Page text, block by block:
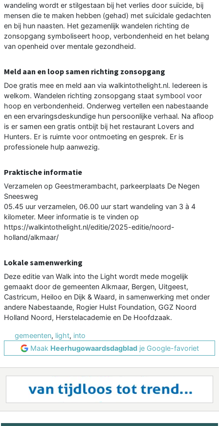
wandeling wordt er stilgestaan bij het verlies door suïcide, bij
mensen die te maken hebben (gehad) met suïcidale gedachten
en bij hun naasten. Het gezamenlijk wandelen richting de
zonsopgang symboliseert hoop, verbondenheid en het belang
van openheid over mentale gezondheid.
Meld aan en loop samen richting zonsopgang
Doe gratis mee en meld aan via walkintothelight.nl. Iedereen is
welkom. Wandelen richting zonsopgang staat symbool voor
hoop en verbondenheid. Onderweg vertellen een nabestaande
en een ervaringsdeskundige hun persoonlijke verhaal. Na afloop
is er samen een gratis ontbijt bij het restaurant Lovers and
Hunters. Er is ruimte voor ontmoeting en gesprek. Er is
professionele hulp aanwezig.
Praktische informatie
Verzamelen op Geestmerambacht, parkeerplaats De Negen
Sneesweg
05.45 uur verzamelen, 06.00 uur start wandeling van 3 à 4
kilometer. Meer informatie is te vinden op
https://walkintothelight.nl/editie/2025-editie/noord-
holland/alkmaar/
Lokale samenwerking
Deze editie van Walk into the Light wordt mede mogelijk
gemaakt door de gemeenten Alkmaar, Bergen, Uitgeest,
Castricum, Heiloo en Dijk & Waard, in samenwerking met onder
andere Nabestaande, Rogier Hulst Foundation, GGZ Noord
Holland Noord, Herstelacademie en De Hoofdzaak.
gemeenten, light, into
Maak Heerhugowaardsdagbladje Google-favoriet